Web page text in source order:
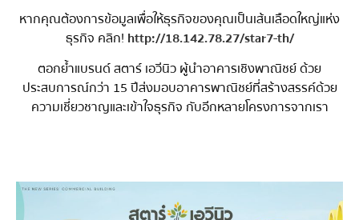
หากคุณต้องการข้อมูลเพื่อให้ธุรกิจของคุณเป็นเส้นเลือดใหญ่แห่ง
ธุรกิจ คลิก! http://18.142.78.27/star7-th/
ตอกย้ำแบรนด์ สตาร์ เอวีนิว ผู้นำอาคารเชิงพาณิชย์ ด้วย
ประสบการณ์กว่า 15 ปีส่งมอบอาคารพาณิชย์ที่สร้างสรรค์ด้วย
ความเชี่ยวชาญและเข้าใจธุรกิจ กับอีกหลายโครงการจากเรา